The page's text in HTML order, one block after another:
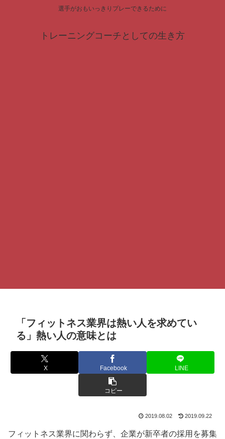
選手がおもいっきりプレーできるために
トレーニングコーチとしての生き方
「フィットネス業界は熱い人を求めてい
る」熱い人の意味とは
X Facebook LINE
コピー
2019.08.02 2019.09.22
フィットネス業界に関わらず、企業が新卒者の採用を募集